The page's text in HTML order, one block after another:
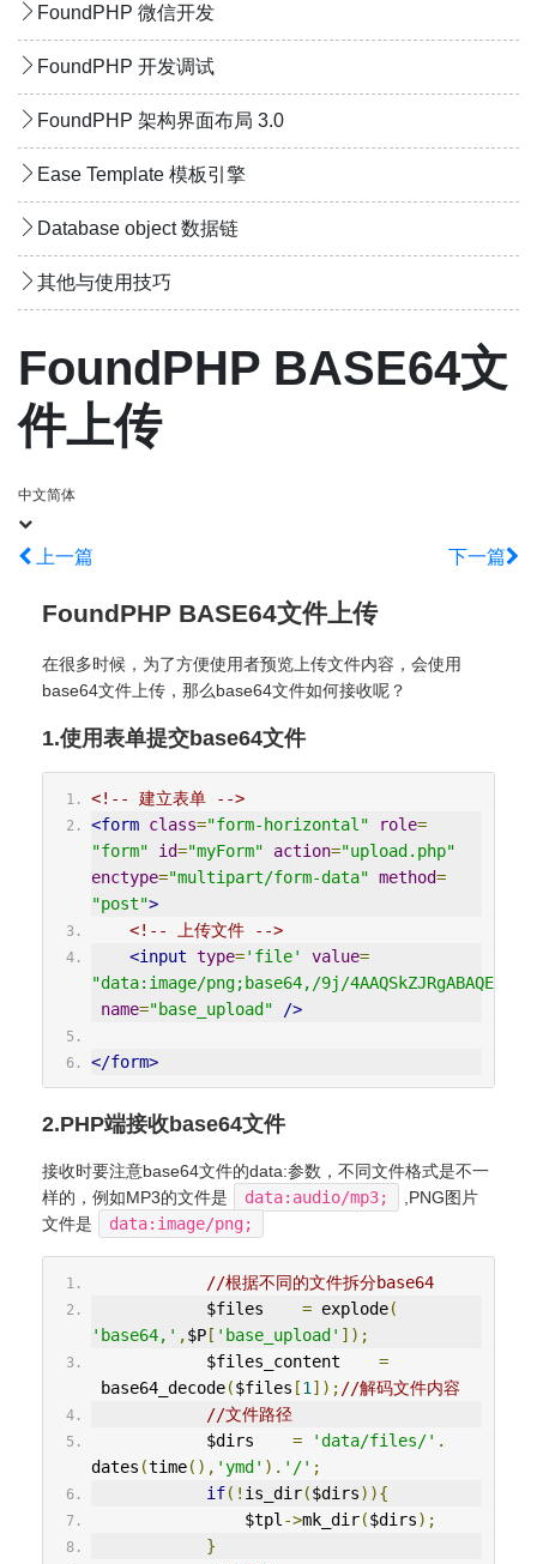
FoundPHP 微信开发
FoundPHP 开发调试
FoundPHP 架构界面布局 3.0
Ease Template 模板引擎
Database object 数据链
其他与使用技巧
FoundPHP BASE64文
件上传
中文简体
上一篇 下一篇
FoundPHP BASE64文件上传
在很多时候，为了方便使用者预览上传文件内容，会使用
base64文件上传，那么base64文件如何接收呢？
1.使用表单提交base64文件
<!-- 建立表单 -->
<form class="form-horizontal" role=
"form"
id="myForm" action="upload.php"
enctype="multipart/form-data" method=
"post">
<!-- 上传文件 -->
<input type='file' value=
"data:image/png;base64,/9j/
name="base_upload" />
</form>
2.PHP端接收base64文件
接收时要注意base64文件的data:参数，不同文件格式是不一
样的，例如MP3的文件是
data:audio/mp3;
,PNG图片
文件是
data:image/png;
//根据不同的文件拆分base64
            $files
= explode(
'base64,' ,$P[ 'base_upload' ]);
            $files_content
=
base64_decode($files [1 ]); //解码文件内容
//文件路径
            $dirs
= 'data/files/' .
dates (time(), 'ymd' ). '/' ;
if(! is_dir($dirs)){
                $tpl
->mk_dir($dirs);
}